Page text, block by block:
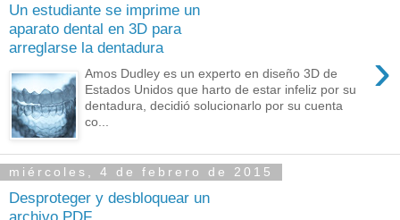
Un estudiante se imprime un
aparato dental en 3D para
arreglarse la dentadura
›
Amos Dudley es un experto en diseño 3D de
Estados Unidos que harto de estar infeliz por su
dentadura, decidió solucionarlo por su cuenta
co...
miércoles, 4 de febrero de 2015
Desproteger y desbloquear un